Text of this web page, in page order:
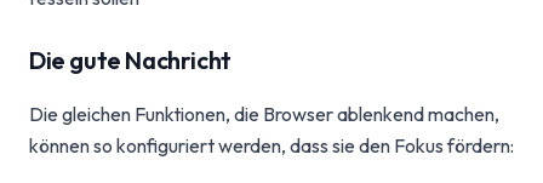
Die gute Nachricht
Die gleichen Funktionen, die Browser ablenkend machen,
können so konfiguriert werden, dass sie den Fokus fördern: